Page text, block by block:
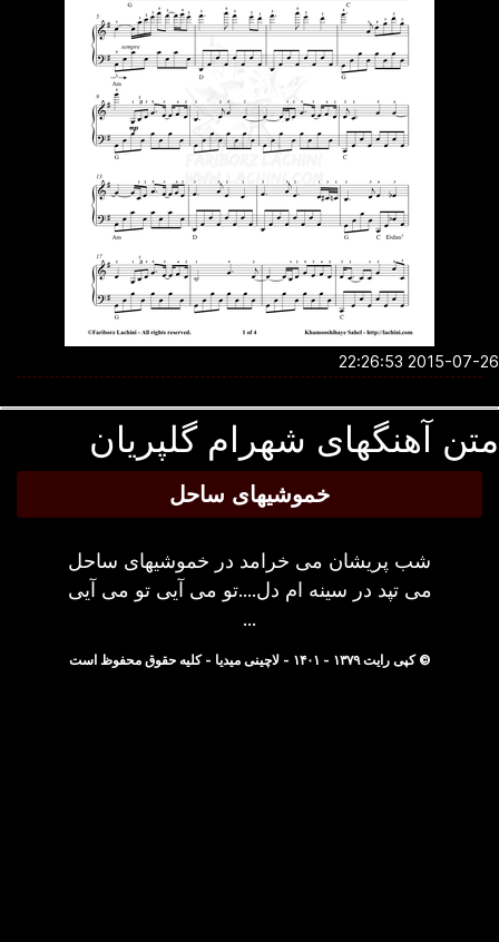
2015-07-26
آهنگهای شهرام گلپریان
خموشیهای ساحل
شب پریشان می خرامد در خموشیهای ساحل
می تپد در سینه ام دل....تو می آیی تو می آیی
© کپی رایت ۱۳۷۹ - ۱۴۰۱ - لاچینی میدیا - کلیه حقوق محفوظ است